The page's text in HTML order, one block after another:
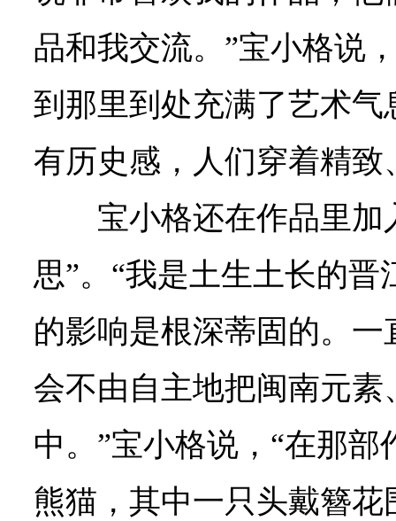
品和我交流。”宝小格说
到那里到处充满了艺术
有历史感，人们穿着精致
宝小格还在作品里加
思”。“我是土生土长的
的影响是根深蒂固的。
会不由自主地把闽南元
中。”宝小格说，“在那
熊猫，其中一只头戴簪